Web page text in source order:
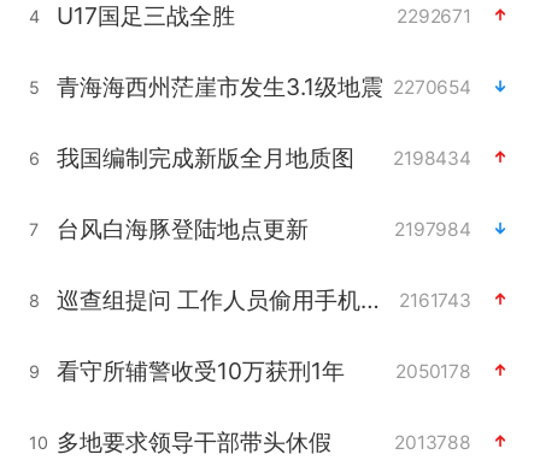
4 U17国足三战全胜 2292671
5 青海海西州茫崖市发生3.1级地震 2270654
6 我国编制完成新版全月地质图 2198434
7 台风白海豚登陆地点更新 2197984
8 巡查组提问 工作人员偷用手机查答案 2161743
9 看守所辅警收受10万获刑1年 2050178
10 多地要求领导干部带头休假 2013788